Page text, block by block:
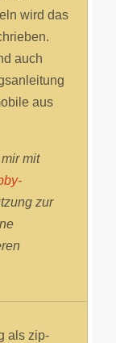
wird das
auch
aus
mit
zur
als zip-